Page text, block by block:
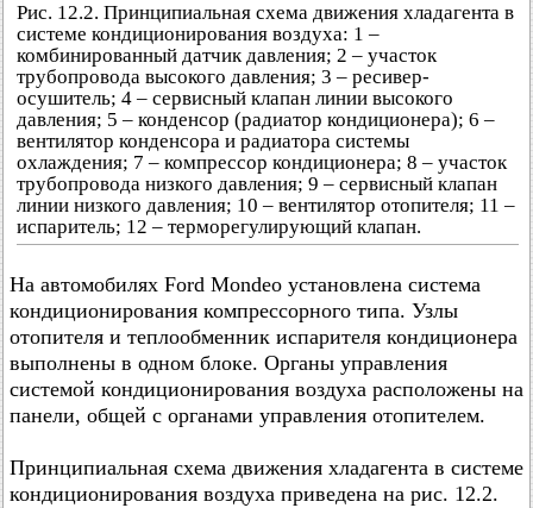
Рис. 12.2. Принципиальная схема движения хладагента в
системе кондиционирования воздуха: 1 –
комбинированный датчик давления; 2 – участок
трубопровода высокого давления; 3 – ресивер-
осушитель; 4 – сервисный клапан линии высокого
давления; 5 – конденсор (радиатор кондиционера); 6 –
вентилятор конденсора и радиатора системы
охлаждения; 7 – компрессор кондиционера; 8 – участок
трубопровода низкого давления; 9 – сервисный клапан
линии низкого давления; 10 – вентилятор отопителя; 11 –
испаритель; 12 – терморегулирующий клапан.
На автомобилях Ford Mondeo установлена система
кондиционирования компрессорного типа. Узлы
отопителя и теплообменник испарителя кондиционера
выполнены в одном блоке. Органы управления
системой кондиционирования воздуха расположены на
панели, общей с органами управления отопителем.
Принципиальная схема движения хладагента в системе
кондиционирования воздуха приведена на рис. 12.2.